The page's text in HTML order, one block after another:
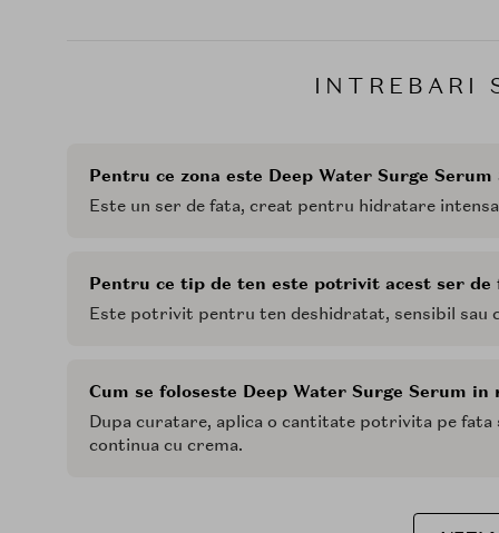
INTREBARI
Pentru ce zona este Deep Water Surge
Este un ser de fata, creat pentru hidratare
Pentru ce tip de ten este potrivit acest ser de
Este potrivit pentru ten deshidratat, sensibil sau
Cum se foloseste Deep Water Surge Serum
Dupa curatare, aplica o cantitate potrivita pe
continua cu crema.